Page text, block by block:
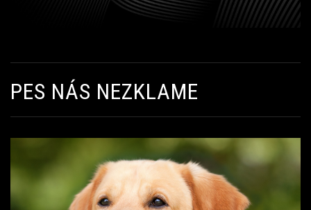
PES NÁS NEZKLAME